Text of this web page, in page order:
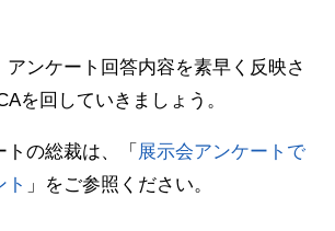
アンケート回答内容を素早く反映さ
を回していきましょう。
の総裁は、「 展示会アンケートで
ト 」をご参照ください。